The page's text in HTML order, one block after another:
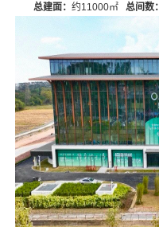
总建面： 约11000㎡ 总间数：